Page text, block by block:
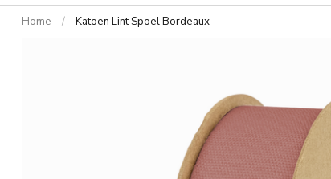
Home / Katoen Lint Spoel Bordeaux